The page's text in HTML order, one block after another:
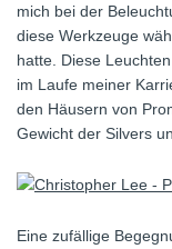
mich bei der
diese Werkzeuge
hatte. Diese
im Laufe meiner
den Häusern von
Gewicht der Silvers
Eine zufällige